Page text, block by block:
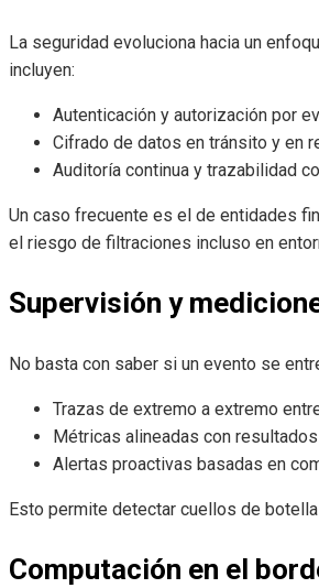
La seguridad evoluciona hacia un
incluyen:
Autenticación y autorización por
Cifrado de datos en tránsito y en
Auditoría continua y trazabilidad
Un caso frecuente es el de entidades
el riesgo de filtraciones incluso en
Supervisión y
No basta con saber si un evento se
Trazas de extremo a extremo
Métricas alineadas con
Alertas proactivas basadas en
Esto permite detectar cuellos de
Computación en el